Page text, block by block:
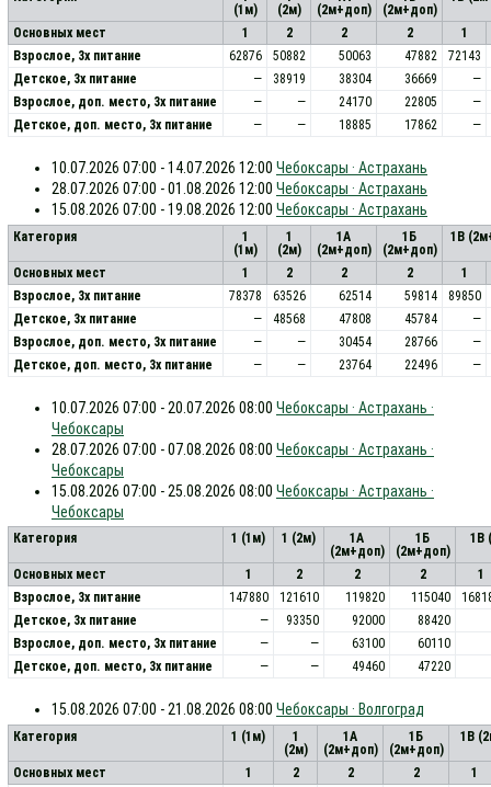
(1м)
(2м)
(2м+доп)
(2м+доп)
Основных мест 1 2 2 2
1
Взрослое, 3х питание
62876 50882 50063 47882
72143
Детское, 3х питание
— 38919 38304 36669
—
Взрослое, доп. место, 3x питание
— — 24170 22805
—
Детское, доп. место, 3x питание
— — 18885 17862 —
10.07.2026 07:00 - 14.07.2026 12:00 Чебоксары · Астрахань
28.07.2026 07:00 - 01.08.2026 12:00 Чебоксары · Астрахань
15.08.2026 07:00 - 19.08.2026 12:00 Чебоксары · Астрахань
Категория
1
(1м)
1
(2м)
1А
(2м+доп)
1Б
(2м+доп)
1В
Основных мест 1 2 2 2
1
Взрослое, 3х питание
78378 63526 62514 59814
89850
Детское, 3х питание
— 48568 47808 45784
—
Взрослое, доп. место, 3x питание
— — 30454 28766
—
Детское, доп. место, 3x питание
— — 23764 22496 —
10.07.2026 07:00 - 20.07.2026 08:00 Чебоксары · Астрахань ·
Чебоксары
28.07.2026 07:00 - 07.08.2026 08:00 Чебоксары · Астрахань ·
Чебоксары
15.08.2026 07:00 - 25.08.2026 08:00 Чебоксары · Астрахань ·
Чебоксары
Категория 1 (1м) 1 (2м)
1А
(2м+доп)
1Б
(2м+доп)
1В
Основных мест 1 2 2 2
1
Взрослое, 3х питание
147880 121610 119820 115040
Детское, 3х питание
— 93350 92000
88420
Взрослое, доп. место, 3x питание
— — 63100
60110
Детское, доп. место, 3x питание
— — 49460 47220
15.08.2026 07:00 - 21.08.2026 08:00 Чебоксары · Волгоград
Категория 1 (1м)
1
(2м)
1А
(2м+доп)
1Б
(2м+доп)
1В
Основных мест 1 2 2 2
1